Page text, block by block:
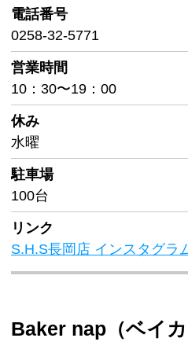
電話番号
0258-32-5771
営業時間
10：30〜19：00
休み
水曜
駐車場
100台
リンク
S.H.S長岡店 インスタグラ
Baker nap（ベイカ